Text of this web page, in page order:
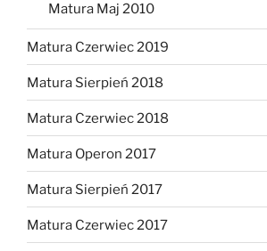
Matura Maj 2010
Matura Czerwiec 2019
Matura Sierpień 2018
Matura Czerwiec 2018
Matura Operon 2017
Matura Sierpień 2017
Matura Czerwiec 2017